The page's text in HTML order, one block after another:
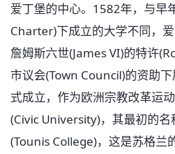
爱丁堡的中心。1582年，与早
Charter)下成立的大学不同，
詹姆斯六世(James VI)的特许
市议会(Town Council)的资助
式成立，作为欧洲宗教改革运
(Civic University)，其最初的名
(Tounis College)，这是苏格兰